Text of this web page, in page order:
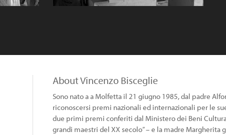
About Vincenzo Bisceglie
Sono nato a a Molfetta il 21 giugno 1985, dal padre
riconoscersi premi nazionali ed internazionali per le
due primi premi conferiti dal Ministero dei Beni
grandi maestri del XX secolo” – e la madre Margherita